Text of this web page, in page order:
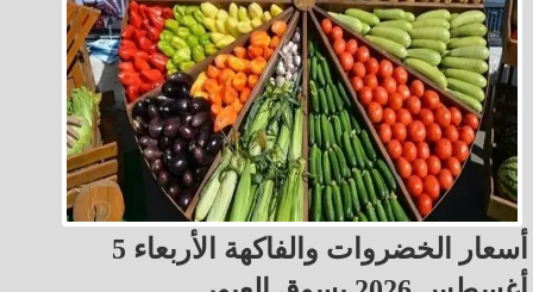
أسعار الخضروات والفاكهة الأربعاء 5